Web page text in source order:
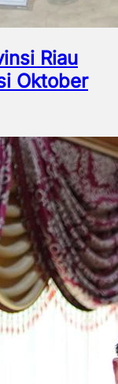
Riau
Oktober